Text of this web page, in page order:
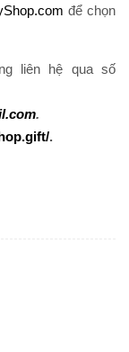
để chọn
liên hệ qua số
.
.